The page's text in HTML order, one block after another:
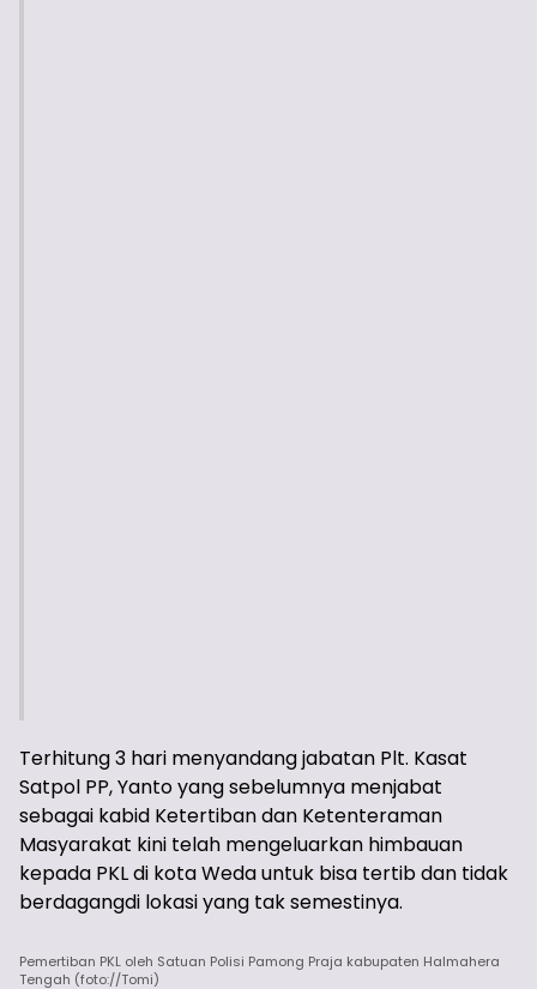
Terhitung 3 hari menyandang jabatan Plt. Kasat
Satpol PP, Yanto yang sebelumnya menjabat
sebagai kabid Ketertiban dan Ketenteraman
Masyarakat kini telah mengeluarkan himbauan
kepada PKL di kota Weda untuk bisa tertib dan tidak
berdagangdi lokasi yang tak semestinya.
Pemertiban PKL oleh Satuan Polisi Pamong Praja kabupaten Halmahera
Tengah (foto://Tomi)